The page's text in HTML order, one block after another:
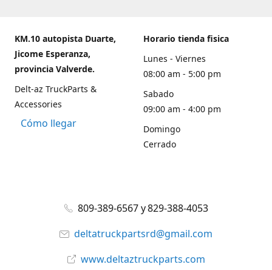
KM.10 autopista Duarte,
Jicome Esperanza,
provincia Valverde.
Delt-az TruckParts &
Accessories
Cómo llegar
Horario tienda fisica
Lunes - Viernes
08:00 am - 5:00 pm
Sabado
09:00 am - 4:00 pm
Domingo
Cerrado
809-389-6567 y 829-388-4053
deltatruckpartsrd@gmail.com
www.deltaztruckparts.com